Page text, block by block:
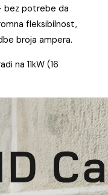
bez potrebe da
fleksibilnost,
broja ampera.
na 11kW (16